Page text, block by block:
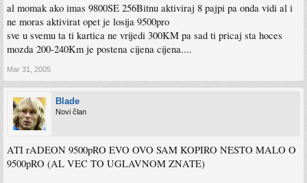
al momak ako imas 9800SE 256Bitnu aktiviraj 8 pajpi pa onda vidi al i
ne moras aktivirat opet je losija 9500pro
sve u svemu ta ti kartica ne vrijedi 300KM pa sad ti pricaj sta hoces
mozda 200-240Km je postena cijena cijena....
Mar 31, 2005
Blade
Novi član
ATI rADEON 9500pRO EVO OVO SAM KOPIRO NESTO MALO O
9500pRO (AL VEC TO UGLAVNOM ZNATE)